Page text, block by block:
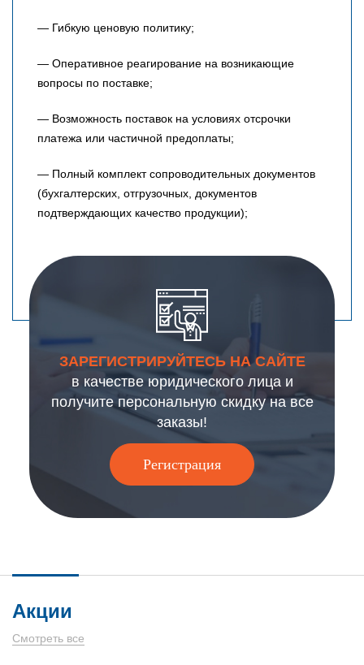
— Гибкую ценовую политику;
— Оперативное реагирование на возникающие
вопросы по поставке;
— Возможность поставок на условиях отсрочки
платежа или частичной предоплаты;
— Полный комплект сопроводительных документов
(бухгалтерских, отгрузочных, документов
подтверждающих качество продукции);
ЗАРЕГИСТРИРУЙТЕСЬ НА САЙТЕ
в качестве юридического лица и
получите персональную скидку на все
заказы!
Регистрация
Акции
Смотреть все